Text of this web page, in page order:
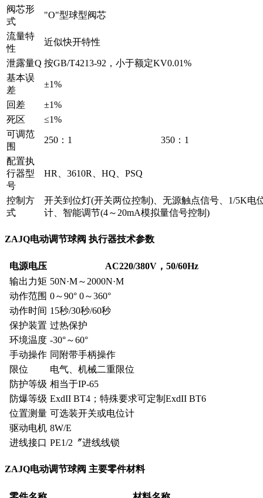
阀芯形
式
"O"型球型阀芯
流量特
性
近似快开特性
泄露量Q 按GB/T4213-92，小于额定KV0.01%
基本误
差
±1%
回差
±1%
死区
≤1%
可调范
围
250：1 350：1
配置执
行器型
号
HR、3610R、HQ、PSQ
控制方
式
开关到位灯(开关两位控制)、无源触点信号、1/5K电
计、智能调节(4～20mA模拟量信号控制)
ZAJQ电动调节球阀 执行器技术参数
电源电压
AC220/380V，50/60Hz
输出力矩 50N·M～2000N·M
动作范围 0～90° 0～360°
动作时间 15秒/30秒/60秒
保护装置 过热保护
环境温度 -30°～60°
手动操作 同附带手柄操作
限位
电气、机械二重限位
防护等级 相当于IP-65
防爆等级 ExdII BT4；特殊要求可定制ExdII BT6
位置测量 可选装开关或电位计
驱动电机 8W/E
进线接口 PE1/2〞进线线锁
ZAJQ电动调节球阀 主要零件材料